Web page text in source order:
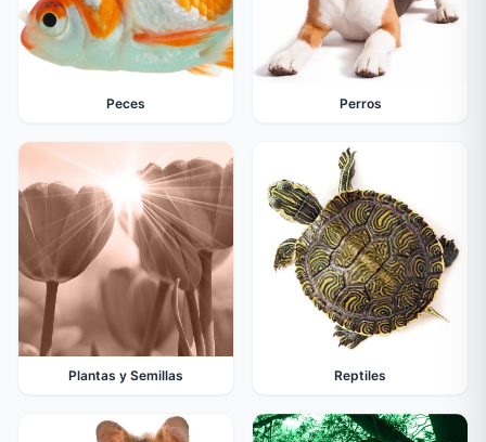
Peces Perros
Plantas y Semillas Reptiles